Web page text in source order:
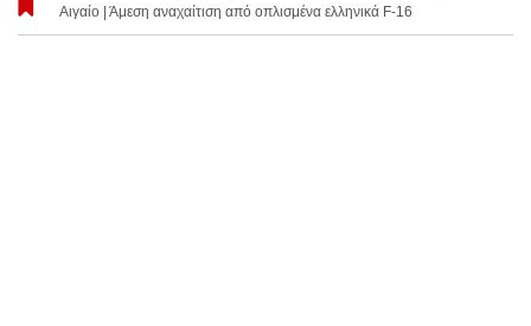
Αιγαίο | Άμεση αναχαίτιση από οπλισμένα ελληνικά F-16